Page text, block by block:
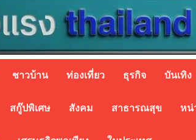
ชาวบ้าน ท่องเที่ยว ธุรกิจ บันเทิง
สกู๊ปพิเศษ สังคม สาธารณสุข หน่